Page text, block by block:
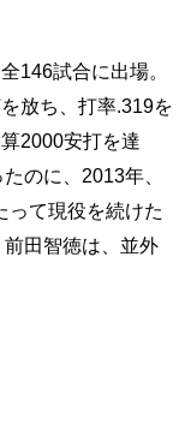
146試合に出場。
放ち、打率.319を
2000安打を達
のに、2013年、
って現役を続けた
田智徳は、並外